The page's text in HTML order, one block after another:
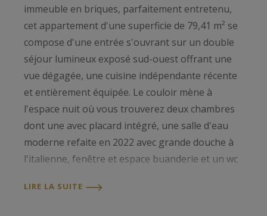
immeuble en briques, parfaitement entretenu,
cet appartement d'une superficie de 79,41 m² se
compose d'une entrée s'ouvrant sur un double
séjour lumineux exposé sud-ouest offrant une
vue dégagée, une cuisine indépendante récente
et entièrement équipée. Le couloir mène à
l'espace nuit où vous trouverez deux chambres
dont une avec placard intégré, une salle d'eau
moderne refaite en 2022 avec grande douche à
l'italienne, fenêtre et espace buanderie et un wc
d'une localisation idéale (10 min en tramway de
LIRE LA SUITE